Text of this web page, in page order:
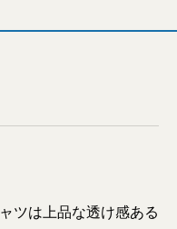
ツは上品な透け感ある